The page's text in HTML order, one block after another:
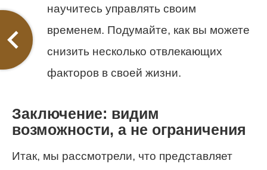
научитесь управлять своим
временем. Подумайте, как вы можете
снизить несколько отвлекающих
факторов в своей жизни.
Заключение: видим
возможности, а не ограничения
Итак, мы рассмотрели, что представляет